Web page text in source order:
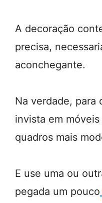
A decoração
precisa,
aconchegante.
Na verdade, para
invista em
quadros mais
E use uma ou
pegada um pouco